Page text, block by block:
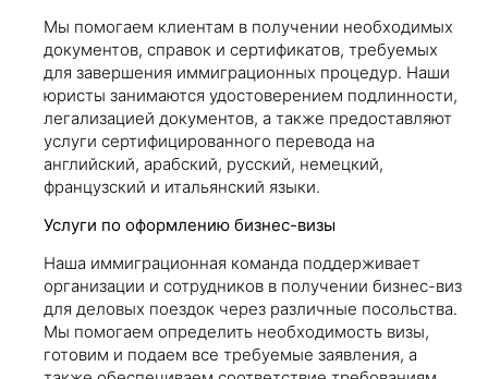
Мы помогаем клиентам в получении необходимых
документов, справок и сертификатов, требуемых
для завершения иммиграционных процедур. Наши
юристы занимаются удостоверением подлинности,
легализацией документов, а также предоставляют
услуги сертифицированного перевода на
английский, арабский, русский, немецкий,
французский и итальянский языки.
Услуги по оформлению бизнес-визы
Наша иммиграционная команда поддерживает
организации и сотрудников в получении бизнес-виз
для деловых поездок через различные посольства.
Мы помогаем определить необходимость визы,
готовим и подаем все требуемые заявления, а